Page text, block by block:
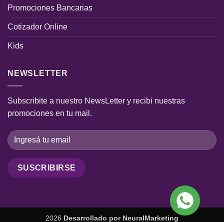
Promociones Bancarias
Cotizador Online
Kids
NEWSLETTER
Subscribite a nuestro NewsLetter y recibi nuestras
promociones en tu mail.
2026 Desarrollado por NeuralMarketing